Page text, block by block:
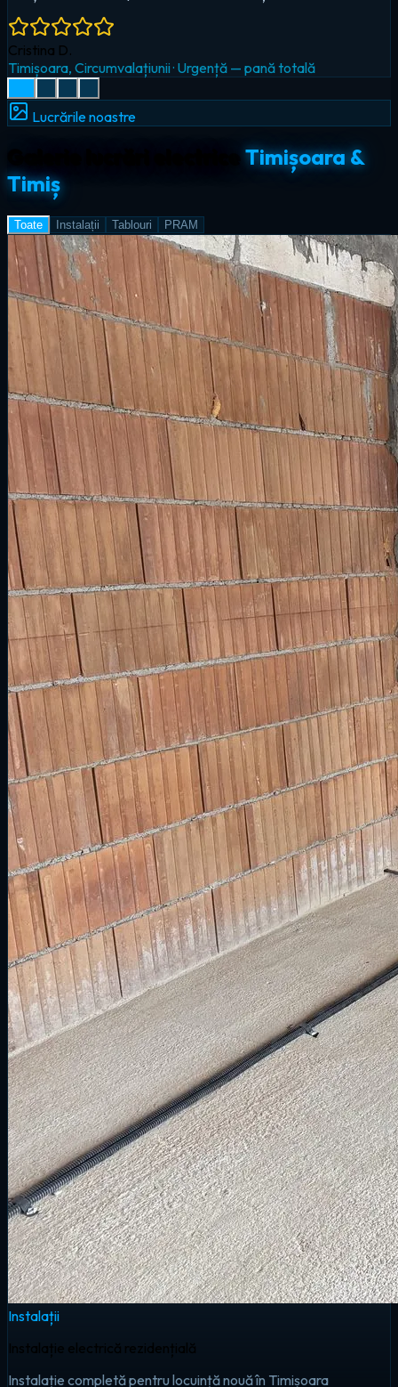
Radu I.
Giroc·Iluminat LED & smart home
Lucrările noastre
Timișoara &
Timiș
Toate Instalații Tablouri PRAM
Instalații
Instalație electrică rezidențială
Instalație completă pentru locuință nouă în Timișoara